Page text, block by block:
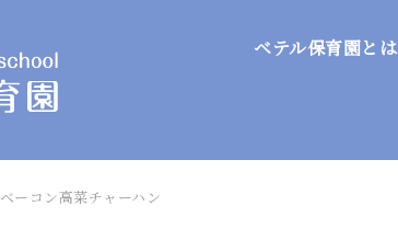
ベテル保育園とは
ベーコン高菜チャーハン